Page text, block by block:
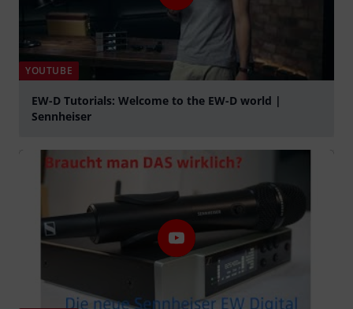
YOUTUBE
EW-D Tutorials: Welcome to the EW-D world |
Sennheiser